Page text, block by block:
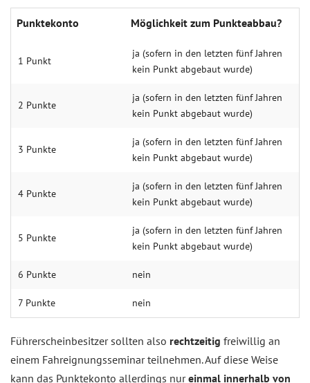
Punktekonto Möglichkeit zum Punkteabbau?
1 Punkt
ja (sofern in den letzten fünf Jahren
kein Punkt abgebaut wurde)
2 Punkte
ja (sofern in den letzten fünf Jahren
kein Punkt abgebaut wurde)
3 Punkte
ja (sofern in den letzten fünf Jahren
kein Punkt abgebaut wurde)
4 Punkte
ja (sofern in den letzten fünf Jahren
kein Punkt abgebaut wurde)
5 Punkte
ja (sofern in den letzten fünf Jahren
kein Punkt abgebaut wurde)
6 Punkte nein
7 Punkte nein
Führerscheinbesitzer sollten also rechtzeitig freiwillig an
einem Fahreignungsseminar teilnehmen. Auf diese Weise
kann das Punktekonto allerdings nureinmal innerhalb von